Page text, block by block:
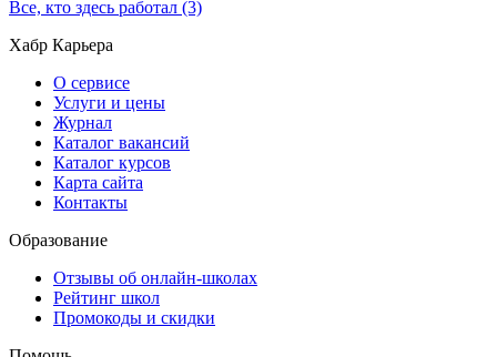
Все, кто здесь работал (3)
Хабр Карьера
О сервисе
Услуги и цены
Журнал
Каталог вакансий
Каталог курсов
Карта сайта
Контакты
Образование
Отзывы об онлайн-школах
Рейтинг школ
Промокоды и скидки